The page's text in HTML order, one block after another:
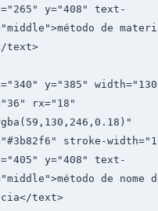
y="408" text-
de
text>
y="385"
rx="18"
stroke-
y="408" text-
de nome
referência</text>